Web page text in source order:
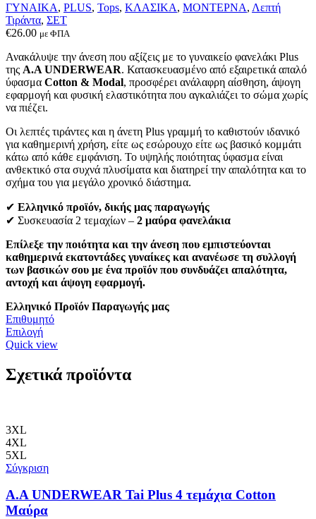
του
προϊόντος
ΓΥΝΑΙΚΑ, PLUS, Tops, ΚΛΑΣΙΚΑ, ΜΟΝΤΕΡΝΑ, Λεπτή
Τιράντα, ΣΕΤ
€26.00 με ΦΠΑ
Ανακάλυψε την άνεση που αξίζεις με το γυναικείο φανελάκι Plus
της Α.Α UNDERWEAR. Κατασκευασμένο από εξαιρετικά απαλό
ύφασμα Cotton & Modal, προσφέρει ανάλαφρη αίσθηση, άψογη
εφαρμογή και φυσική ελαστικότητα που αγκαλιάζει το σώμα χωρίς
να πιέζει.
Οι λεπτές τιράντες και η άνετη Plus γραμμή το καθιστούν ιδανικό
για καθημερινή χρήση, είτε ως εσώρουχο είτε ως βασικό κομμάτι
κάτω από κάθε εμφάνιση. Το υψηλής ποιότητας ύφασμα είναι
ανθεκτικό στα συχνά πλυσίματα και διατηρεί την απαλότητα και το
σχήμα του για μεγάλο χρονικό διάστημα.
✔ Ελληνικό προϊόν, δικής μας παραγωγής
✔ Συσκευασία 2 τεμαχίων – 2 μαύρα φανελάκια
Επίλεξε την ποιότητα και την άνεση που εμπιστεύονται
καθημερινά εκατοντάδες γυναίκες και ανανέωσε τη συλλογή
των βασικών σου με ένα προϊόν που συνδυάζει απαλότητα,
αντοχή και άψογη εφαρμογή.
Ελληνικό Προϊόν Παραγωγής μας
Επιθυμητό
ΕπιλογήΑυτό
το
έχει
πολλαπλές
στη
του
προϊόντος
Quick view
Σχετικά προϊόντα
3XL
4XL
5XL
Σύγκριση
A.A UNDERWEAR Tai Plus 4 τεμάχια Cotton
Μαύρα